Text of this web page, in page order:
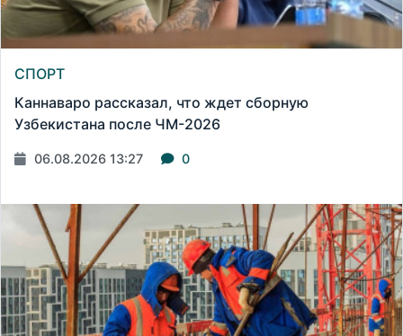
СПОРТ
Каннаваро рассказал, что ждет сборную
Узбекистана после ЧМ-2026
06.08.2026 13:27 0